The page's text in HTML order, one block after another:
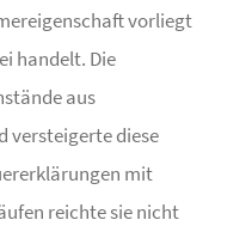
vorliegt
handelt. Die
aus
versteigerte diese
mit
reichte sie nicht